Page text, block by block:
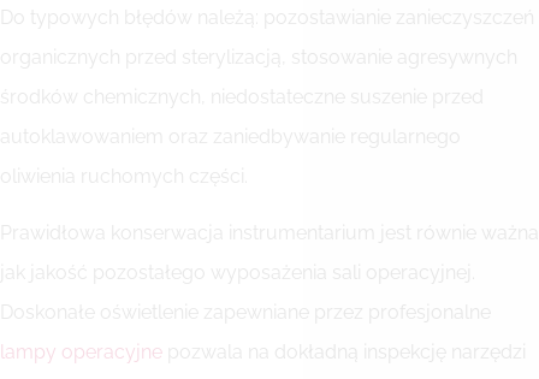
Do typowych błędów należą: pozostawianie zanieczyszczeń
organicznych przed sterylizacją, stosowanie agresywnych
środków chemicznych, niedostateczne suszenie przed
autoklawowaniem oraz zaniedbywanie regularnego
oliwienia ruchomych części.
Prawidłowa konserwacja instrumentarium jest równie ważna
jak jakość pozostałego wyposażenia sali operacyjnej.
Doskonałe oświetlenie zapewniane przez profesjonalne
lampy operacyjne pozwala na dokładną inspekcję narzędzi